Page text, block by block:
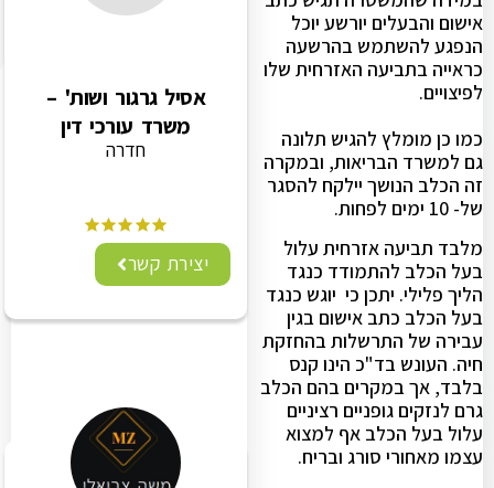
אישום והבעלים יורשע יוכל
הנפגע להשתמש בהרשעה
כראייה בתביעה האזרחית שלו
לפיצויים.
כמו כן מומלץ להגיש תלונה
גם למשרד הבריאות, ובמקרה
זה הכלב הנושך יילקח להסגר
של- 10 ימים לפחות.
מלבד תביעה אזרחית עלול
בעל הכלב להתמודד כנגד
הליך פלילי. יתכן כי יוגש כנגד
בעל הכלב כתב אישום בגין
עבירה של התרשלות בהחזקת
חיה. העונש בד"כ הינו קנס
בלבד, אך במקרים בהם הכלב
גרם לנזקים גופניים רציניים
עלול בעל הכלב אף למצוא
עצמו מאחורי סורג ובריח.
אסיל גרגור ושות' –
משרד עורכי דין
חדרה
יצירת קשר